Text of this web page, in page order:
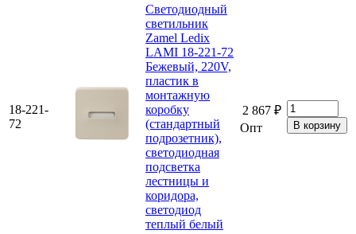
18-221-
72
Светодиодный
светильник
Zamel Ledix
LAMI 18-221-72
Бежевый, 220V,
пластик в
монтажную
коробку
(стандартный
подрозетник),
светодиодная
подсветка
лестницы и
коридора,
светодиод
теплый белый
2 867 ₽
Опт